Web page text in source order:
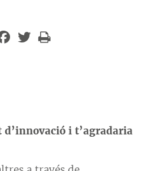
d’innovació i t’agradaria